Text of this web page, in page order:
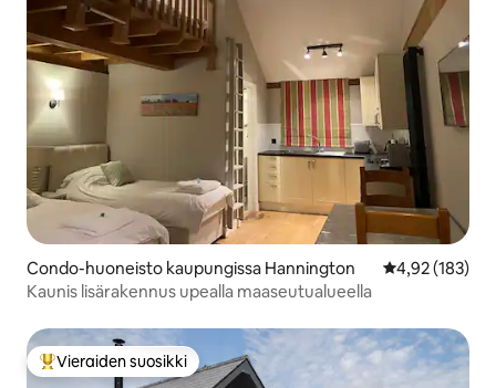
Condo-huoneisto kaupungissa Hannington
4,92 (183)
Kaunis lisärakennus upealla maaseutualueella
Vieraiden suosikkien parhaimmistoa
Vieraiden suosikki